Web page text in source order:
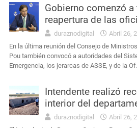
Gobierno comenzó a
reapertura de las
duraznodigital Abril 26,
En la última reunión del Consejo de
Pou también convocó a autoridades del
Emergencia, los jerarcas de ASSE, y de la
Intendente realizó
interior del
duraznodigital Abril 26,